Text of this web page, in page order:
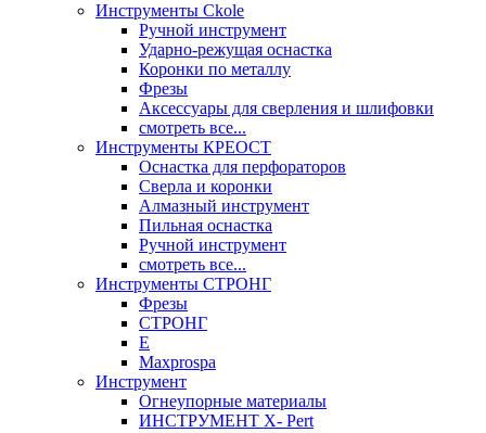
Инструменты Ckole
Ручной инструмент
Ударно‑режущая оснастка
Коронки по металлу
Фрезы
Аксессуары для сверления и шлифовки
смотреть все...
Инструменты КРЕОСТ
Оснастка для перфораторов
Сверла и коронки
Алмазный инструмент
Пильная оснастка
Ручной инструмент
смотреть все...
Инструменты СТРОНГ
Фрезы
СТРОНГ
Е
Maxprospa
Инструмент
Огнеупорные материалы
ИНСТРУМЕНТ X- Pert